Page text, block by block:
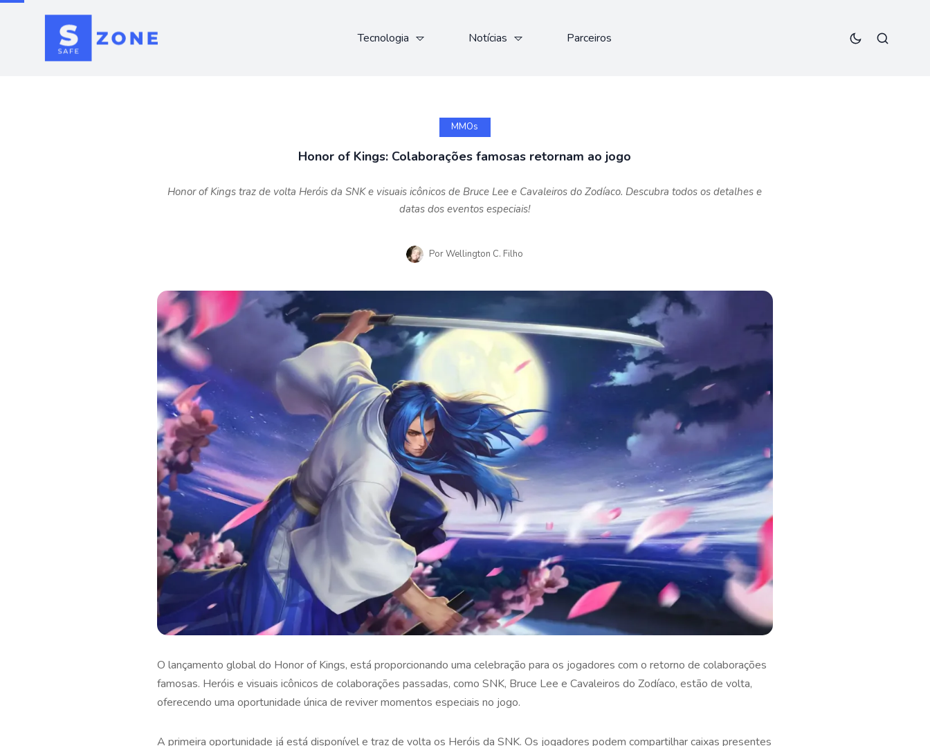
Tecnologia Notícias Parceiros
MMOs
Honor of Kings: Colaborações famosas retornam ao jogo
Honor of Kings traz de volta Heróis da SNK e visuais icônicos de Bruce Lee e Cavaleiros do Zodíaco. Descubra todos os detalhes e
datas dos eventos especiais!
PorWellington C. Filho
O lançamento global do Honor of Kings, está proporcionando uma celebração para os jogadores com o retorno de colaborações
famosas. Heróis e visuais icônicos de colaborações passadas, como SNK, Bruce Lee e Cavaleiros do Zodíaco, estão de volta,
oferecendo uma oportunidade única de reviver momentos especiais no jogo.
A primeira oportunidade já está disponível e traz de volta os Heróis da SNK. Os jogadores podem compartilhar caixas presentes